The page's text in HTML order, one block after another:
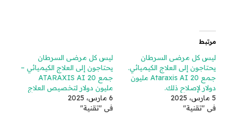
مرتبط
ليس كل مرضى السرطان
يحتاجون إلى العلاج الكيميائي.
جمع Ataraxis AI 20 مليون
دولار لإصلاح ذلك.
5 مارس، 2025
في "تقنية"
ليس كل مرضى السرطان
يحتاجون إلى العلاج الكيميائي –
جمع ATARAXIS AI 20
مليون دولار لتخصيص العلاج
6 مارس، 2025
في "تقنية"